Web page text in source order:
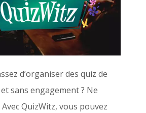
d’organiser des quiz de
sans engagement ? Ne
QuizWitz, vous pouvez